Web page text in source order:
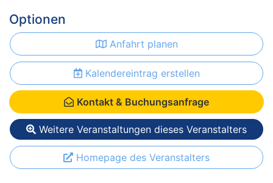
Optionen
Anfahrt planen
Kalendereintrag erstellen
Kontakt & Buchungsanfrage
Weitere Veranstaltungen dieses Veranstalters
Homepage des Veranstalters